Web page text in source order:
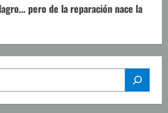
pero de la reparación nace la